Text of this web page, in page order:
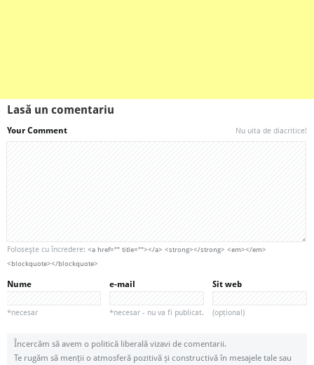
Lasă un comentariu
Your Comment Nu uita de diacritice!
Foloseşte cu încredere: <a href="" title=""></a> <strong></strong> <em></em>
<blockquote></blockquote>
Nume
*necesar
e-mail
*necesar - nu va fi publicat.
Sit web
(opțional)
Încercăm să avem o politică liberală vizavi de comentarii.
Te rugăm să menții o atmosferă pozitivă și constructivă în mesajele tale sau